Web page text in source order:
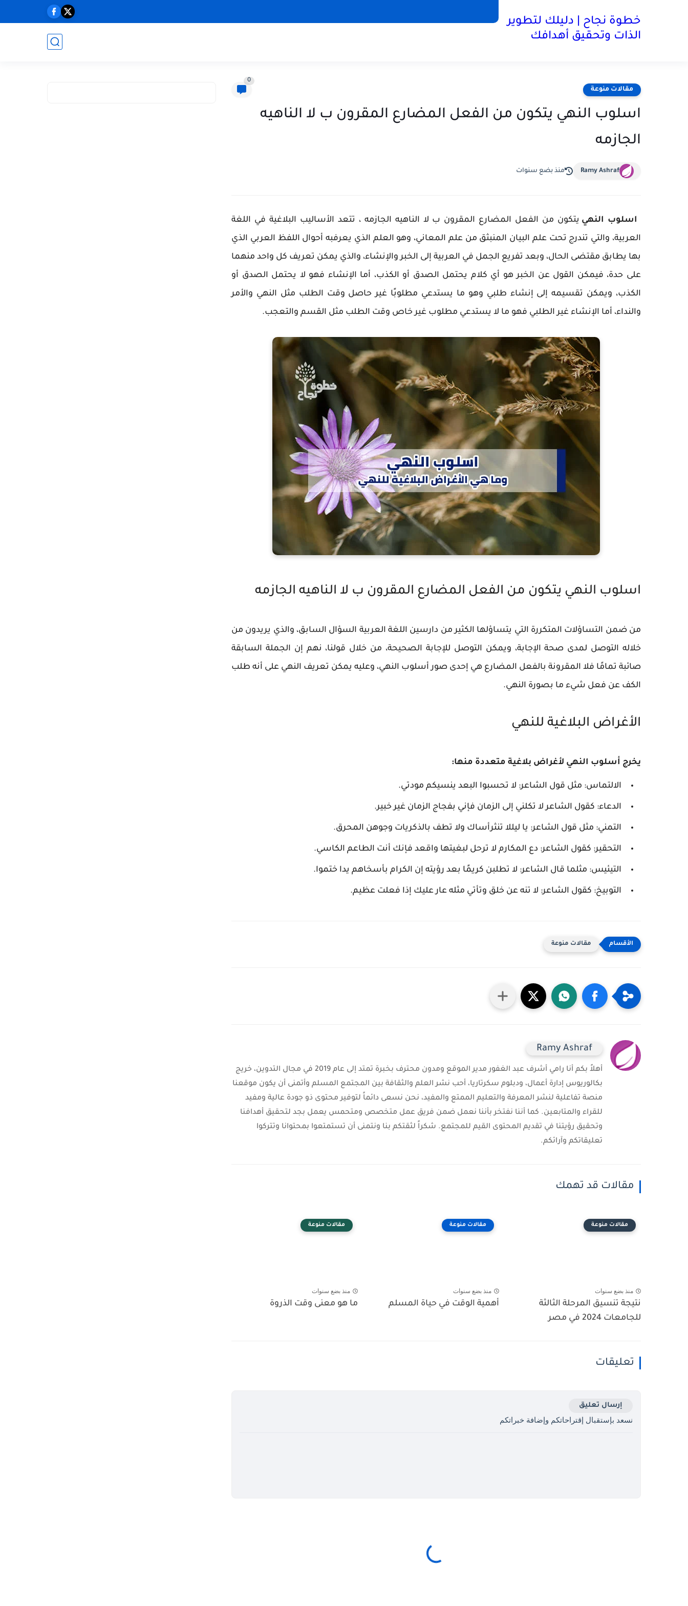
خطوة نجاح | دليلك لتطوير
الذات وتحقيق أهدافك
مقالات منوعة
0
اسلوب النهي يتكون من الفعل المضارع المقرون ب لا الناهيه
الجازمه
Ramy Ashraf منذ بضع سنوات
اسلوب النهي يتكون من الفعل المضارع المقرون ب لا الناهيه الجازمه ، تتعد الأساليب البلاغية في اللغة
العربية، والتي تندرج تحت علم البيان المنبثق من علم المعاني، وهو العلم الذي يعرفبه أحوال اللفظ العربي الذي
بها يطابق مقتضى الحال، وبعد تفريع الجمل في العربية إلى الخبر والإنشاء، والذي يمكن تعريف كل واحد منهما
على حدة، فيمكن القول عن الخبر هو أي كلام يحتمل الصدق أو الكذب، أما الإنشاء فهو لا يحتمل الصدق أو
الكذب، ويمكن تقسيمه إلى إنشاء طلبي وهو ما يستدعي مطلوبًا غير حاصل وقت الطلب مثل النهي والأمر
والنداء، أما الإنشاء غير الطلبي فهو ما لا يستدعي مطلوب غير خاص وقت الطلب مثل القسم والتعجب.
اسلوب النهي يتكون من الفعل المضارع المقرون ب لا الناهيه الجازمه
من ضمن التساؤلات المتكررة التي يتساؤلها الكثير من دارسين اللغة العربية السؤال السابق، والذي يريدون من
خلاله التوصل لمدى صحة الإجابة، ويمكن التوصل للإجابة الصحيحة، من خلال قولنا، نهم إن الجملة السابقة
صائبة تمامًا فلا المقرونة بالفعل المضارع هي إحدى صور أسلوب النهي، وعليه يمكن تعريف النهي على أنه طلب
الكف عن فعل شيء ما بصورة النهي.
الأغراض البلاغية للنهي
يخرج أسلوب النهي لأغراض بلاغية متعددة منها:
الالتماس: مثل قول الشاعر: لا تحسبوا البعد ينسيكم مودتي.
الدعاء: كقول الشاعر لا تكلني إلى الزمان فإني بفجاج الزمان غير خبير.
التمني: مثل قول الشاعر: يا ليللا تنثرأساك ولا تطف بالذكريات وجوهن المحرق.
التحقير: كقول الشاعر: دع المكارم لا ترحل لبغيتها واقعد فإنك أنت الطاعم الكاسي.
التيئيس: مثلما قال الشاعر: لا تطلبن كريمًا بعد رؤيته إن الكرام بأسخاهم يدا ختموا.
التوبيخ: كقول الشاعر: لا تنه عن خلق وتأتي مثله عار عليك إذا فعلت عظيم.
مقالات منوعة
Ramy Ashraf
أهلاً بكم أنا رامي أشرف عبد الغفور مدير الموقع ومدون محترف بخبرة تمتد إلى عام 2019 في مجال التدوين، خريج
بكالوريوس إدارة أعمال، ودبلوم سكرتاريا، أحب نشر العلم والثقافة بين المجتمع المسلم وأتمنى أن يكون موقعنا
منصة تفاعلية لنشر المعرفة والتعليم الممتع والمفيد، نحن نسعى دائماً لتوفير محتوى ذو جودة عالية ومفيد
للقراء والمتابعين. كما أننا نفتخر بأننا نعمل ضمن فريق عمل متخصص ومتحمس يعمل بجد لتحقيق أهدافنا
وتحقيق رؤيتنا في تقديم المحتوى القيم للمجتمع. شكراً لثقتكم بنا ونتمنى أن تستمتعوا بمحتوانا وتتركوا
تعليقاتكم وآرائكم.
مقالات قد تهمك
مقالات منوعة
منذ بضع سنوات
نتيجة تنسيق المرحلة الثالثة
للجامعات 2024 في مصر
مقالات منوعة
منذ بضع سنوات
أهمية الوقت في حياة المسلم
مقالات منوعة
منذ بضع سنوات
ما هو معنى وقت الذروة
تعليقات
إرسال تعليق
نسعد بإستقبال إقتراحاتكم وإضافة خبراتكم